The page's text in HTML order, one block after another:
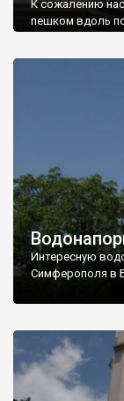
К сожалению
пешком вдоль
Интересную
Симферополя в